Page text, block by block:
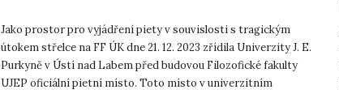
Jako prostor pro vyjádření piety v souvislosti s tragickým
útokem střelce na FF ÚK dne 21. 12. 2023 zřídila Univerzity J. E.
Purkyně v Ústí nad Labem před budovou Filozofické fakulty
UJEP oficiální pietní místo. Toto místo v univerzitním